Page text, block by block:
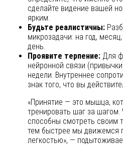
сделайте видение вашей
ярким.
Будьте реалистичны:
микрозадачи: на год,
день.
Проявите терпение: Для
нейронной связи
недели. Внутреннее
знак того, что вы
«Принятие — это мышца,
тренировать шаг за
способны смотреть своим
тем быстрее мы движемся
легкостью», —